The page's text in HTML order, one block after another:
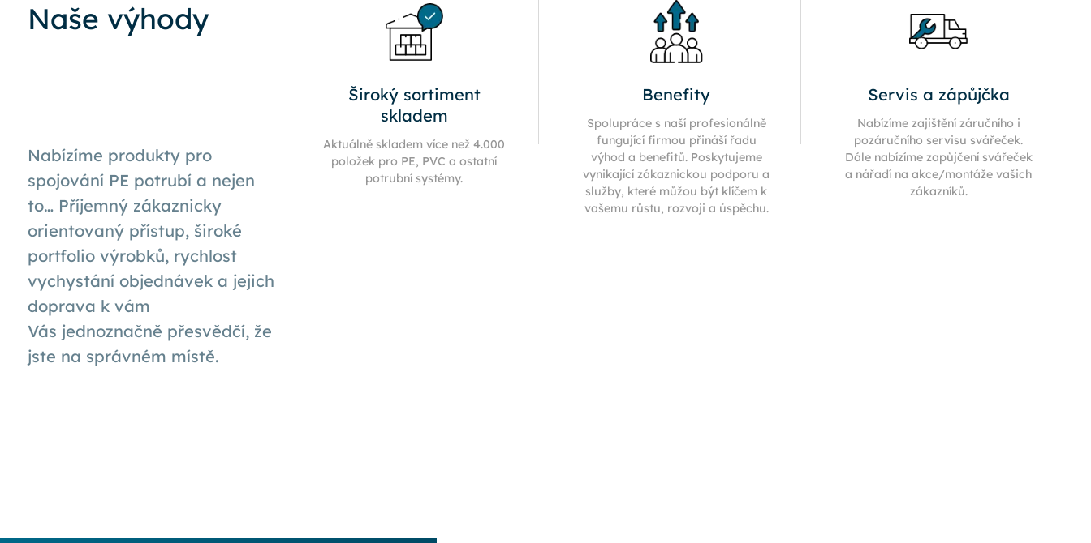
Naše výhody
Nabízíme produkty pro
spojování PE potrubí a nejen
to… Příjemný zákaznicky
orientovaný přístup, široké
portfolio výrobků, rychlost
vychystání objednávek a jejich
doprava k vám
Vás jednoznačně přesvědčí, že
jste na správném místě.
Široký sortiment
skladem
Aktuálně skladem více než 4.000
položek pro PE, PVC a ostatní
potrubní systémy.
Benefity
Spolupráce s naší profesionálně
fungující firmou přináší řadu
výhod a benefitů. Poskytujeme
vynikající zákaznickou podporu a
služby, které můžou být klíčem k
vašemu růstu, rozvoji a úspěchu.
Servis a zápůjčka
Nabízíme zajištění záručního i
pozáručního servisu svářeček.
Dále nabízíme zapůjčení svářeček
a nářadí na akce/montáže vašich
zákazníků.